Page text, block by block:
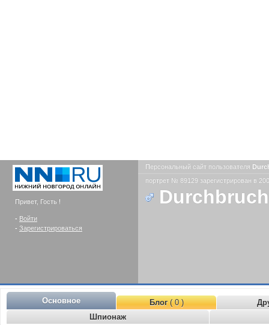
Привет, Гость !
- Войти
- Зарегистрироваться
Персональный сайт пользователя
портрет № 89129 зарегистрирован в
Основное Блог( 0 )
Шпионаж